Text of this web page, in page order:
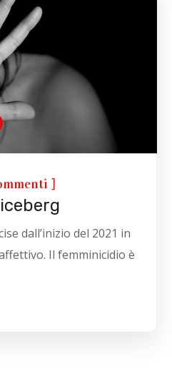
]
dall’inizio del 2021 in
Il femminicidio è